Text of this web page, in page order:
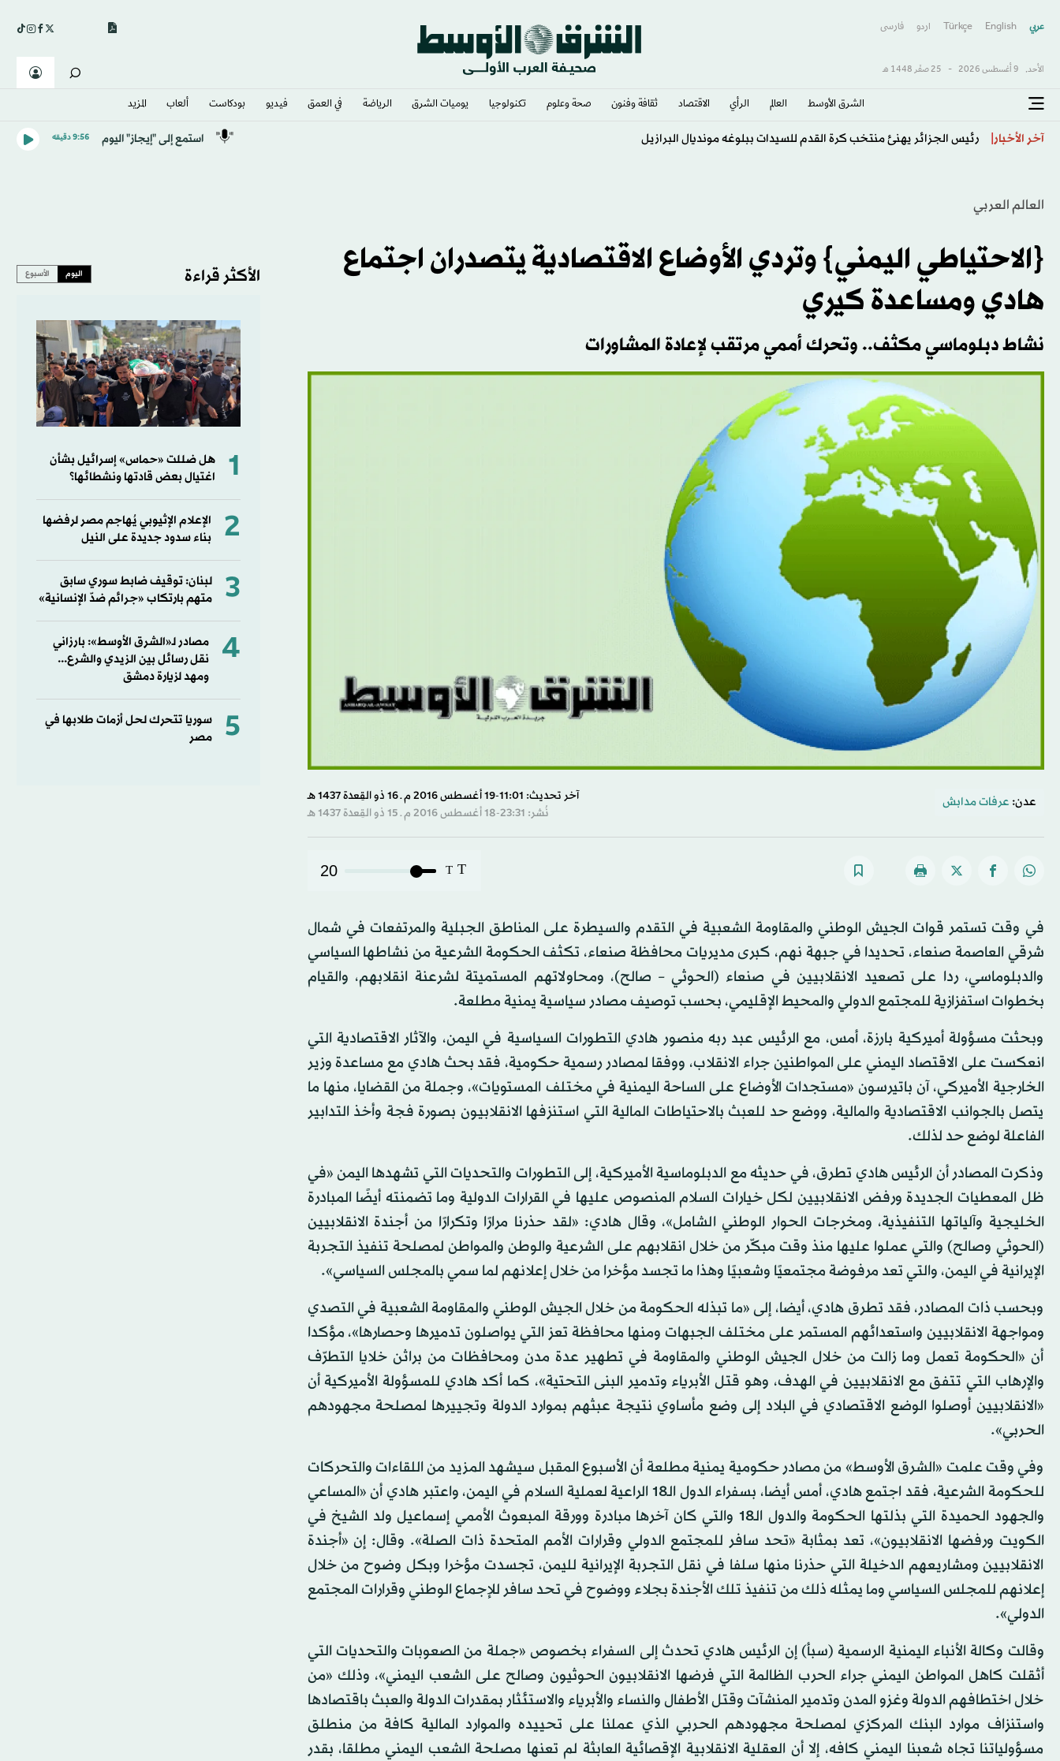
عربي English
Türkçe اردو فارسى
الأحد, 9 أغسطس 2026 - 25 صفَر 1448 هـ
الشرق الأوسط​ العالم الرأي الاقتصاد ثقافة وفنون صحة وعلوم تكنولوجيا يوميات الشرق​ الرياضة في العمق فيديو بودكاست ألعاب المزيد
آخر الأخبار روسيا تقصف مرافق لتخزين الوقود بموانئ أوكرانية خلال الليل استمع إلى "إيجاز" اليوم 9:56 دقيقه
العالم العربي
{الاحتياطي اليمني} وتردي الأوضاع الاقتصادية يتصدران اجتماع
هادي ومساعدة كيري
نشاط دبلوماسي مكثف.. وتحرك أممي مرتقب لإعادة المشاورات
عدن: عرفات مدابش
آخر تحديث: 11:01-19 أغسطس 2016 م ـ 16 ذو القِعدة 1437 هـ
نُشر: 23:31-18 أغسطس 2016 م ـ 15 ذو القِعدة 1437 هـ
T
T
20
في وقت تستمر قوات الجيش الوطني والمقاومة الشعبية في التقدم والسيطرة على المناطق الجبلية والمرتفعات في شمال
شرقي العاصمة صنعاء، تحديدا في جبهة نهم، كبرى مديريات محافظة صنعاء، تكثف الحكومة الشرعية من نشاطها السياسي
والدبلوماسي، ردا على تصعيد الانقلابيين في صنعاء (الحوثي – صالح)، ومحاولاتهم المستميتة لشرعنة انقلابهم، والقيام
بخطوات استفزازية للمجتمع الدولي والمحيط الإقليمي، بحسب توصيف مصادر سياسية يمنية مطلعة.
وبحثت مسؤولة أميركية بارزة، أمس، مع الرئيس عبد ربه منصور هادي التطورات السياسية في اليمن، والآثار الاقتصادية التي
انعكست على الاقتصاد اليمني على المواطنين جراء الانقلاب، ووفقا لمصادر رسمية حكومية، فقد بحث هادي مع مساعدة وزير
الخارجية الأميركي، آن باتيرسون «مستجدات الأوضاع على الساحة اليمنية في مختلف المستويات»، وجملة من القضايا، منها ما
يتصل بالجوانب الاقتصادية والمالية، ووضع حد للعبث بالاحتياطات المالية التي استنزفها الانقلابيون بصورة فجة وأخذ التدابير
الفاعلة لوضع حد لذلك.
وذكرت المصادر أن الرئيس هادي تطرق، في حديثه مع الدبلوماسية الأميركية، إلى التطورات والتحديات التي تشهدها اليمن «في
ظل المعطيات الجديدة ورفض الانقلابيين لكل خيارات السلام المنصوص عليها في القرارات الدولية وما تضمنته أيضًا المبادرة
الخليجية وآلياتها التنفيذية، ومخرجات الحوار الوطني الشامل»، وقال هادي: «لقد حذرنا مرارًا وتكرارًا من أجندة الانقلابيين
(الحوثي وصالح) والتي عملوا عليها منذ وقت مبكّر من خلال انقلابهم على الشرعية والوطن والمواطن لمصلحة تنفيذ التجربة
الإيرانية في اليمن، والتي تعد مرفوضة مجتمعيًا وشعبيًا وهذا ما تجسد مؤخرا من خلال إعلانهم لما سمي بالمجلس السياسي».
وبحسب ذات المصادر، فقد تطرق هادي، أيضا، إلى «ما تبذله الحكومة من خلال الجيش الوطني والمقاومة الشعبية في التصدي
ومواجهة الانقلابيين واستعدائهم المستمر على مختلف الجبهات ومنها محافظة تعز التي يواصلون تدميرها وحصارها»، مؤكدا
أن «الحكومة تعمل وما زالت من خلال الجيش الوطني والمقاومة في تطهير عدة مدن ومحافظات من براثن خلايا التطرّف
والإرهاب التي تتفق مع الانقلابيين في الهدف، وهو قتل الأبرياء وتدمير البنى التحتية»، كما أكد هادي للمسؤولة الأميركية أن
«الانقلابيين أوصلوا الوضع الاقتصادي في البلاد إلى وضع مأساوي نتيجة عبثهم بموارد الدولة وتجييرها لمصلحة مجهودهم
الحربي».
وفي وقت علمت «الشرق الأوسط» من مصادر حكومية يمنية مطلعة أن الأسبوع المقبل سيشهد المزيد من اللقاءات والتحركات
للحكومة الشرعية، فقد اجتمع هادي، أمس أيضا، بسفراء الدول الـ18 الراعية لعملية السلام في اليمن، واعتبر هادي أن «المساعي
والجهود الحميدة التي بذلتها الحكومة والدول الـ18 والتي كان آخرها مبادرة وورقة المبعوث الأممي إسماعيل ولد الشيخ في
الكويت ورفضها الانقلابيون»، تعد بمثابة «تحد سافر للمجتمع الدولي وقرارات الأمم المتحدة ذات الصلة». وقال: إن «أجندة
الانقلابيين ومشاريعهم الدخيلة التي حذرنا منها سلفا في نقل التجربة الإيرانية لليمن، تجسدت مؤخرا وبكل وضوح من خلال
إعلانهم للمجلس السياسي وما يمثله ذلك من تنفيذ تلك الأجندة بجلاء ووضوح في تحد سافر للإجماع الوطني وقرارات المجتمع
الدولي».
وقالت وكالة الأنباء اليمنية الرسمية (سبأ) إن الرئيس هادي تحدث إلى السفراء بخصوص «جملة من الصعوبات والتحديات التي
أثقلت كاهل المواطن اليمني جراء الحرب الظالمة التي فرضها الانقلابيون الحوثيون وصالح على الشعب اليمني»، وذلك «من
خلال اختطافهم الدولة وغزو المدن وتدمير المنشآت وقتل الأطفال والنساء والأبرياء والاستئثار بمقدرات الدولة والعبث باقتصادها
واستنزاف موارد البنك المركزي لمصلحة مجهودهم الحربي الذي عملنا على تحييده والموارد المالية كافة من منطلق
مسؤولياتنا تجاه شعبنا اليمني كافه، إلا أن العقلية الانقلابية الإقصائية العابثة لم تعنها مصلحة الشعب اليمني مطلقا، بقدر
الأكثر قراءة اليوم الأسبوع
1
هل ضللت «حماس» إسرائيل بشأن
اغتيال بعض قادتها ونشطائها؟
2
الإعلام الإثيوبي يُهاجم مصر لرفضها
بناء سدود جديدة على النيل
3
لبنان: توقيف ضابط سوري سابق
متهم بارتكاب «جرائم ضدّ الإنسانية»
4
مصادر لـ«الشرق الأوسط»: بارزاني
نقل رسائل بين الزيدي والشرع...
ومهد لزيارة دمشق
5
سوريا تتحرك لحل أزمات طلابها في
مصر